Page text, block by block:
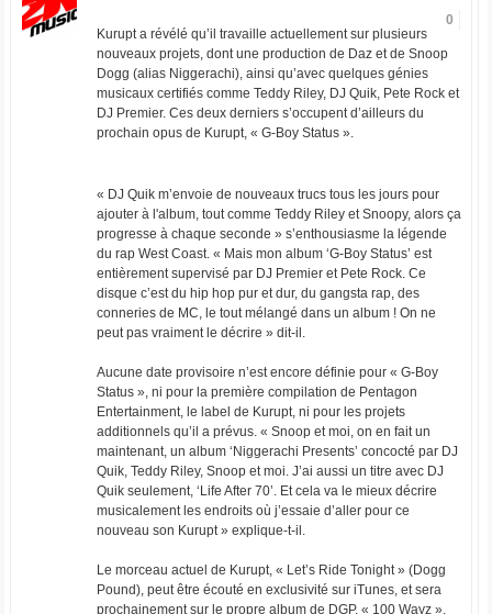
0
Kurupt a révélé qu’il travaille actuellement sur plusieurs
nouveaux projets, dont une production de Daz et de Snoop
Dogg (alias Niggerachi), ainsi qu’avec quelques génies
musicaux certifiés comme Teddy Riley, DJ Quik, Pete Rock et
DJ Premier. Ces deux derniers s’occupent d’ailleurs du
prochain opus de Kurupt, « G-Boy Status ».
« DJ Quik m’envoie de nouveaux trucs tous les jours pour
ajouter à l'album, tout comme Teddy Riley et Snoopy, alors ça
progresse à chaque seconde » s’enthousiasme la légende
du rap West Coast. « Mais mon album ‘G-Boy Status’ est
entièrement supervisé par DJ Premier et Pete Rock. Ce
disque c’est du hip hop pur et dur, du gangsta rap, des
conneries de MC, le tout mélangé dans un album ! On ne
peut pas vraiment le décrire » dit-il.
Aucune date provisoire n’est encore définie pour « G-Boy
Status », ni pour la première compilation de Pentagon
Entertainment, le label de Kurupt, ni pour les projets
additionnels qu’il a prévus. « Snoop et moi, on en fait un
maintenant, un album ‘Niggerachi Presents’ concocté par DJ
Quik, Teddy Riley, Snoop et moi. J’ai aussi un titre avec DJ
Quik seulement, ‘Life After 70’. Et cela va le mieux décrire
musicalement les endroits où j’essaie d’aller pour ce
nouveau son Kurupt » explique-t-il.
Le morceau actuel de Kurupt, « Let’s Ride Tonight » (Dogg
Pound), peut être écouté en exclusivité sur iTunes, et sera
prochainement sur le propre album de DGP, « 100 Wayz ».